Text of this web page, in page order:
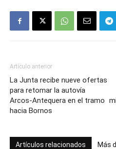
Artículo anterior
La Junta recibe nueve ofertas
para retomar la autovía
Arcos-Antequera en el tramo
hacia Bornos
Artículos relacionados Más